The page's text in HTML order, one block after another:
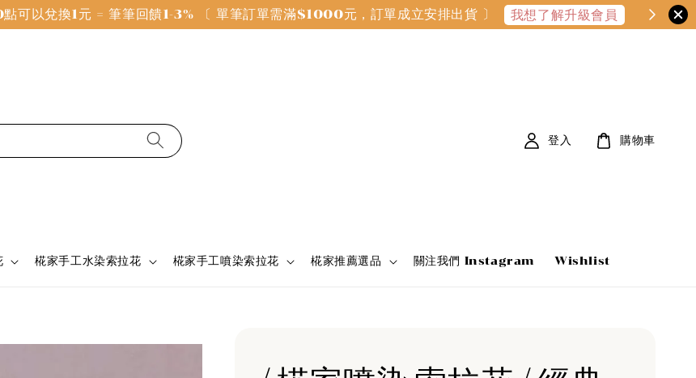
可以兌換1元 = 筆筆回饋1-3% 〔 單筆訂單需滿$1000元，訂單成立安排出貨 〕 我想了解升級會員
椛家手工水染索拉花 椛家手工噴染索拉花 椛家推薦選品 關注我們 Instagram Wishlist
登入 購物車